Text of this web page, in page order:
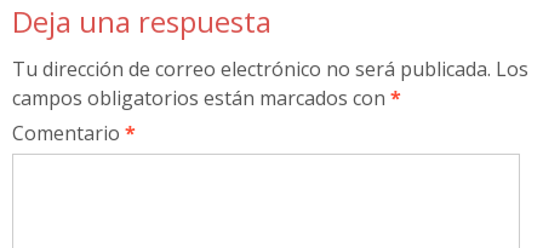
Deja una respuesta
Tu dirección de correo electrónico no será publicada. Los
campos obligatorios están marcados con *
Comentario *